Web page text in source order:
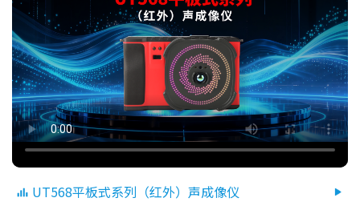
UT568平板式系列（红外）声成像仪